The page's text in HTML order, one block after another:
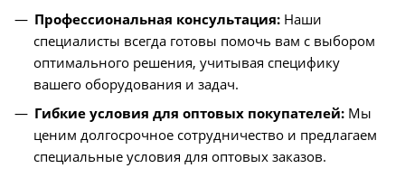
Профессиональная консультация: Наши
специалисты всегда готовы помочь вам с выбором
оптимального решения, учитывая специфику
вашего оборудования и задач.
Гибкие условия для оптовых покупателей: Мы
ценим долгосрочное сотрудничество и предлагаем
специальные условия для оптовых заказов.